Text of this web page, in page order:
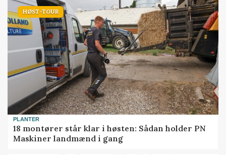
HØST-TOUR
PLANTER
18 montører står klar i høsten: Sådan holder PN
Maskiner landmænd i gang